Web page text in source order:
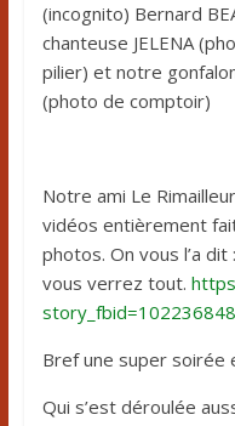
(incognito) Bernard
chanteuse JELENA
pilier) et notre
(photo de comptoir)
Notre ami Le
vidéos entièrement
photos. On vous l’a
vous verrez tout.
Bref une super soirée
Qui s’est déroulée